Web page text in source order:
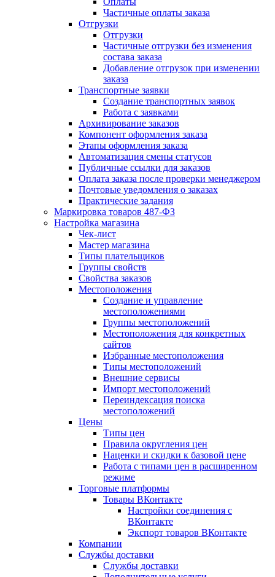
Частичные оплаты заказа
Отгрузки
Отгрузки
Частичные отгрузки без изменения
состава заказа
Добавление отгрузок при изменении
заказа
Транспортные заявки
Создание транспортных заявок
Работа с заявками
Архивирование заказов
Компонент оформления заказа
Этапы оформления заказа
Автоматизация смены статусов
Публичные ссылки для заказов
Оплата заказа после проверки менеджером
Почтовые уведомления о заказах
Практические задания
Маркировка товаров 487-ФЗ
Настройка магазина
Чек-лист
Мастер магазина
Типы плательщиков
Группы свойств
Свойства заказов
Местоположения
Создание и управление
местоположениями
Группы местоположений
Местоположения для конкретных
сайтов
Избранные местоположения
Типы местоположений
Внешние сервисы
Импорт местоположений
Переиндексация поиска
местоположений
Цены
Типы цен
Правила округления цен
Наценки и скидки к базовой цене
Работа с типами цен в расширенном
режиме
Торговые платформы
Товары ВКонтакте
Настройки соединения с
ВКонтакте
Экспорт товаров ВКонтакте
Компании
Службы доставки
Службы доставки